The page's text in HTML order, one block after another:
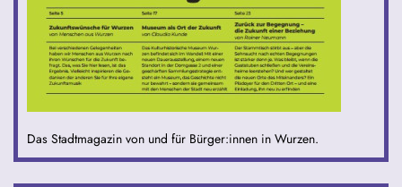
Das Stadtmagazin von und für Bürger:innen in Wurzen.